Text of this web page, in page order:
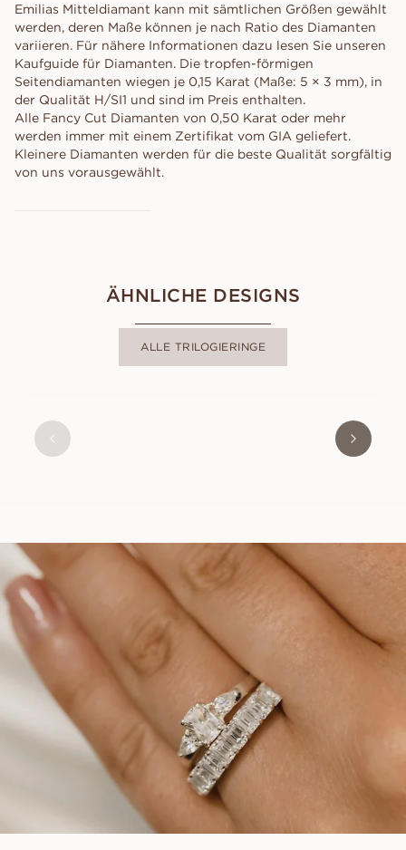
Emilias Mitteldiamant kann mit sämtlichen Größen gewählt
werden, deren Maße können je nach Ratio des Diamanten
variieren. Für nähere Informationen dazu lesen Sie unseren
Kaufguide für Diamanten. Die tropfen-förmigen
Seitendiamanten wiegen je 0,15 Karat (Maße: 5 × 3 mm), in
der Qualität H/SI1 und sind im Preis enthalten.
Alle Fancy Cut Diamanten von 0,50 Karat oder mehr
werden immer mit einem Zertifikat vom GIA geliefert.
Kleinere Diamanten werden für die beste Qualität sorgfältig
von uns vorausgewählt.
ÄHNLICHE DESIGNS
ALLE TRILOGIERINGE